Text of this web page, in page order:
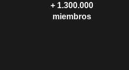
+ 1.300.000
miembros